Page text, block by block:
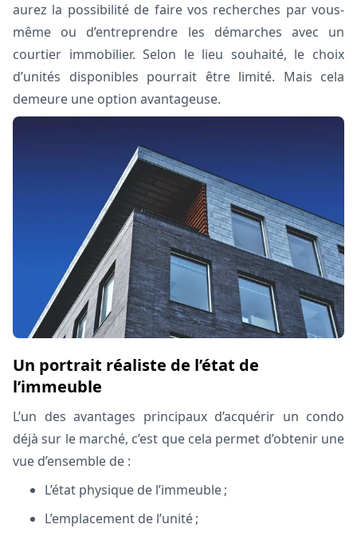
aurez la possibilité de faire vos recherches par vous-
même ou d’entreprendre les démarches avec un
courtier immobilier. Selon le lieu souhaité, le choix
d’unités disponibles pourrait être limité. Mais cela
demeure une option avantageuse.
Un portrait réaliste de l’état de
l’immeuble
L’un des avantages principaux d’acquérir un condo
déjà sur le marché, c’est que cela permet d’obtenir une
vue d’ensemble de :
L’état physique de l’immeuble ;
L’emplacement de l’unité ;